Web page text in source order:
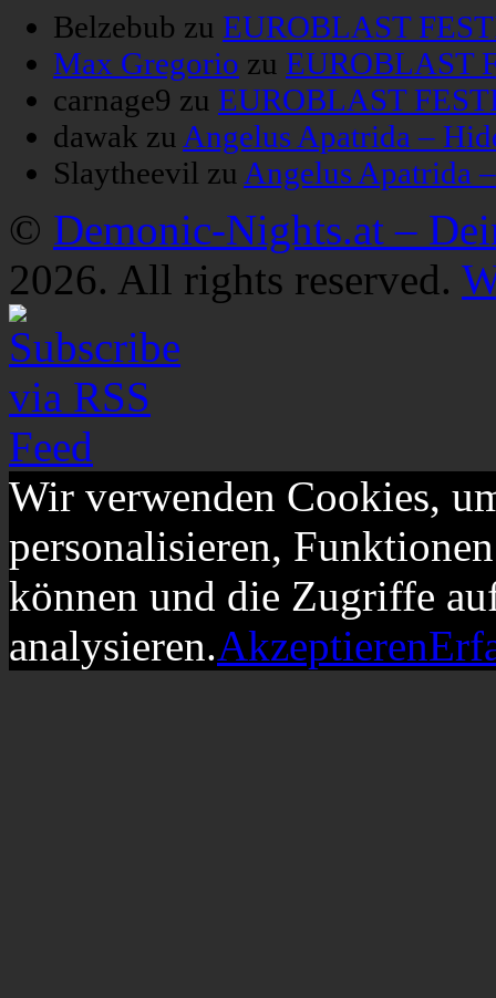
Belzebub zu EUROBLAST
Max Gregorio zu EUROBLAST
carnage9 zu EUROBLAST
dawak zu Angelus Apatrida –
Slaytheevil zu Angelus Apatrida
© Demonic-Nights.at –
2026. All rights reserved.
Wir verwenden Cookies,
personalisieren,
können und die Zugriffe
analysieren.Akzeptieren